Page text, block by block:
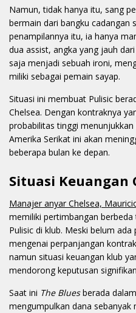
Namun, tidak hanya itu, sang
bermain dari bangku cadangan
penampilannya itu, ia hanya
dua assist, angka yang jauh
saja menjadi sebuah ironi,
miliki sebagai pemain sayap.
Situasi ini membuat Pulisic
Chelsea. Dengan kontraknya
probabilitas tinggi
Amerika Serikat ini akan
beberapa bulan ke depan.
Situasi Keuangan
Manajer anyar Chelsea,
memiliki pertimbangan
Pulisic di klub. Meski belum
mengenai perpanjangan
namun situasi keuangan klub
mendorong keputusan
Saat ini The Bluesberada
mengumpulkan dana sebanyak